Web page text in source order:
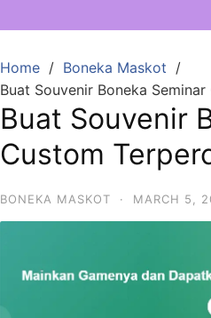
Home
Boneka Maskot
Buat Souvenir Boneka
Buat Souvenir
Custom
BONEKA MASKOT · MARCH 5,